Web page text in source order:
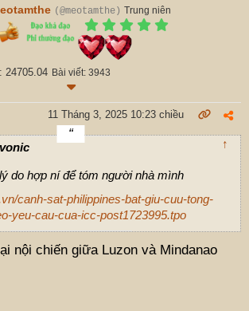
(@meotamthe) Trung niên
24705.04 Bài viết: 3943
11 Tháng 3, 2025 10:23 chiều
↑
do hợp ní để tóm người nhà mình
canh-sat-philippines-bat-giu-cuu-tong-
yeu-cau-cua-icc-post1723995.tpo
nội chiến giữa Luzon và Mindanao